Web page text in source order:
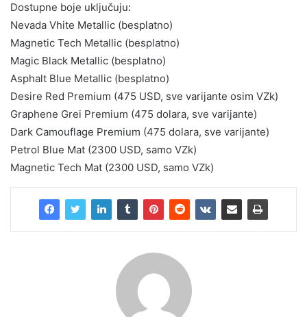
Dostupne boje uključuju:
Nevada Vhite Metallic (besplatno)
Magnetic Tech Metallic (besplatno)
Magic Black Metallic (besplatno)
Asphalt Blue Metallic (besplatno)
Desire Red Premium (475 USD, sve varijante osim VZk)
Graphene Grei Premium (475 dolara, sve varijante)
Dark Camouflage Premium (475 dolara, sve varijante)
Petrol Blue Mat (2300 USD, samo VZk)
Magnetic Tech Mat (2300 USD, samo VZk)